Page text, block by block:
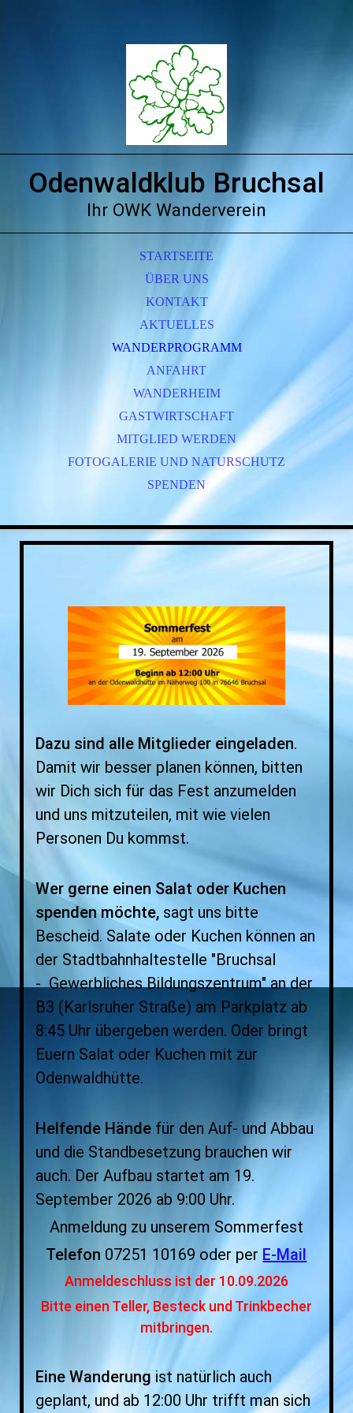
Odenwaldklub Bruchsal
Ihr OWK Wanderverein
STARTSEITE
ÜBER UNS
KONTAKT
AKTUELLES
WANDERPROGRAMM
ANFAHRT
WANDERHEIM
GASTWIRTSCHAFT
MITGLIED WERDEN
FOTOGALERIE UND NATURSCHUTZ
SPENDEN
Dazu sind alle Mitglieder eingeladen.
Damit wir besser planen können, bitten
wir Dich sich für das Fest anzumelden
und uns mitzuteilen, mit wie vielen
Personen Du kommst.
Wer gerne einen Salat oder Kuchen
spenden möchte,sagt uns bitte
Bescheid. Salate oder Kuchen können an
der Stadtbahnhaltestelle "Bruchsal
- Gewerbliches Bildungszentrum" an der
B3 (Karlsruher Straße) am Parkplatz ab
8:45 Uhr übergeben werden. Oder bringt
Euern Salat oder Kuchen mit zur
Odenwaldhütte.
Helfende Händefür den Auf- und Abbau
und die Standbesetzung brauchen wir
auch. Der Aufbau startet am 19.
September 2026 ab 9:00 Uhr.
Anmeldung zu unserem Sommerfest
Telefon 07251 10169 oder per E-Mail
Anmeldeschluss ist der 10.09.2026
Bitte einen Teller, Besteck und Trinkbecher
mitbringen.
Eine Wanderung ist natürlich auch
geplant, und ab 12:00 Uhr trifft man sich